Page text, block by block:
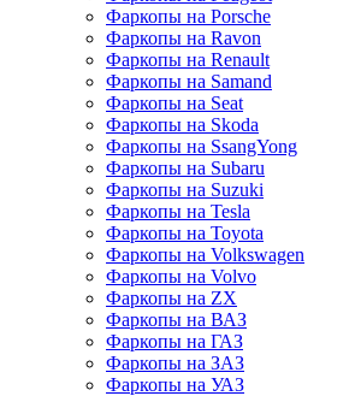
Фаркопы на Porsche
Фаркопы на Ravon
Фаркопы на Renault
Фаркопы на Samand
Фаркопы на Seat
Фаркопы на Skoda
Фаркопы на SsangYong
Фаркопы на Subaru
Фаркопы на Suzuki
Фаркопы на Tesla
Фаркопы на Toyota
Фаркопы на Volkswagen
Фаркопы на Volvo
Фаркопы на ZX
Фаркопы на ВАЗ
Фаркопы на ГАЗ
Фаркопы на ЗАЗ
Фаркопы на УАЗ